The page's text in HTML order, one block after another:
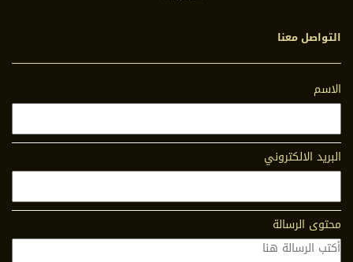
التواصل معنا
الاسم
البريد الالكتروني
محتوى الرسالة